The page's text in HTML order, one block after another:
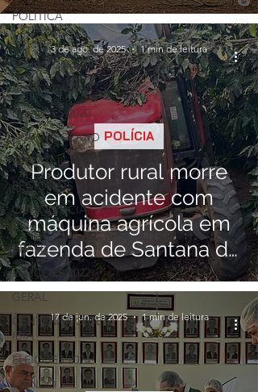
POLÍTICA
SAÚDE
MINAS GERAIS
CORONAVÍRUS
ELEIÇÕES 2020
AGRONEGÓCIO
ESPECIAL
REGIONAIS
QUE NOTÍCIA
BOA!
BRASIL
ELEIÇÕES 2022
GERAL
CENTENÁRIO DE
IBIÁ
ELEIÇÕES 2024
MUNDO
Produtor rural morre
em acidente com
máquina agrícola em
fazenda de Santana de
Patos
POLÍCIA
3 de ago. de 2025 1 min de leitura
17 de jun. de 2025 1 min de leitura